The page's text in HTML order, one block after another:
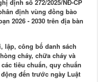
định số 272/2025/NĐ-CP
định vùng đồng bào
2026 - 2030 trên địa bàn
lập, công bố danh sách
cháy, chữa cháy và
tiêu chuẩn, quy chuẩn
đến trước ngày Luật